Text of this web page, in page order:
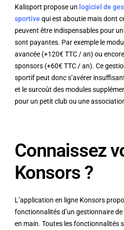
Kalisport propose un logiciel de
sportivequi est aboutie mais dont
peuvent être indispensables pour
sont payantes. Par exemple le
avancée (+120€ TTC / an) ou
sponsors (+60€ TTC / an). Ce
sportif peut donc s’avérer
et le surcoût des modules
pour un petit club ou une
Connaissez
Konsors ?
L’application en ligne Konsors
fonctionnalités d’un gestionnaire
en main. Toutes les fonctionnalités